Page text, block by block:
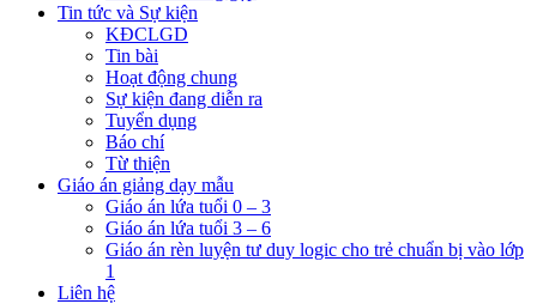
Tin tức và Sự kiện
KĐCLGD
Tin bài
Hoạt động chung
Sự kiện đang diễn ra
Tuyển dụng
Báo chí
Từ thiện
Giáo án giảng dạy mẫu
Giáo án lứa tuổi 0 – 3
Giáo án lứa tuổi 3 – 6
Giáo án rèn luyện tư duy logic cho trẻ chuẩn bị vào lớp
1
Liên hệ